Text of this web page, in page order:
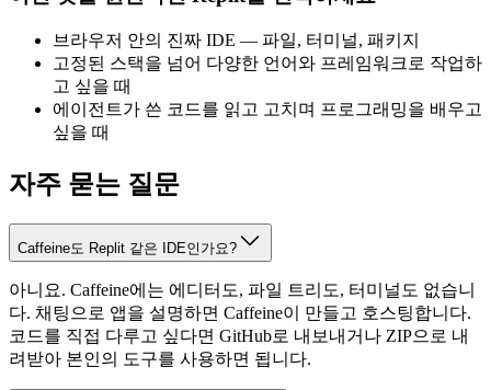
브라우저 안의 진짜 IDE — 파일, 터미널, 패키지
고정된 스택을 넘어 다양한 언어와 프레임워크로 작업하
고 싶을 때
에이전트가 쓴 코드를 읽고 고치며 프로그래밍을 배우고
싶을 때
자주 묻는 질문
Caffeine도 Replit 같은 IDE인가요?
아니요. Caffeine에는 에디터도, 파일 트리도, 터미널도 없습니
다. 채팅으로 앱을 설명하면 Caffeine이 만들고 호스팅합니다.
코드를 직접 다루고 싶다면 GitHub로 내보내거나 ZIP으로 내
려받아 본인의 도구를 사용하면 됩니다.